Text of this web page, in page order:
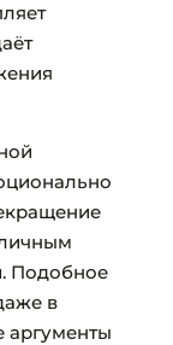
Подобное
в
аргументы